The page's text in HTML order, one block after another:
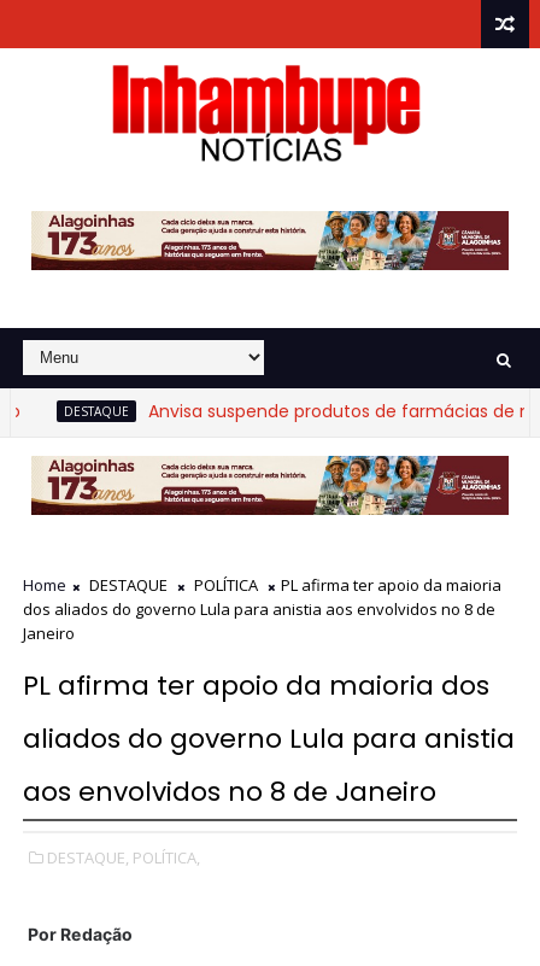
DESTAQUE Anvisa suspende produtos de farmácias de
Home DESTAQUE POLÍTICA
PL afirma ter apoio da maioria
dos aliados do governo Lula para anistia aos envolvidos no 8 de
Janeiro
PL afirma ter apoio da maioria dos
aliados do governo Lula para anistia
aos envolvidos no 8 de Janeiro
DESTAQUE, POLÍTICA,
PorRedação